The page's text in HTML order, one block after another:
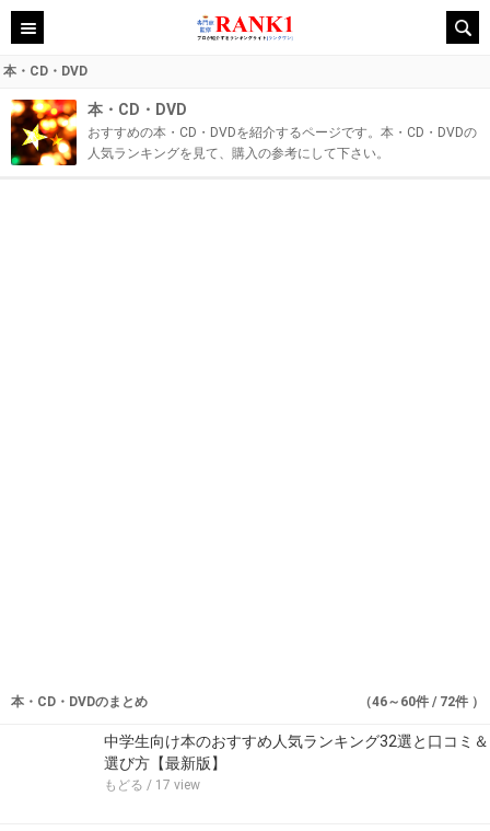
本・CD・DVD
本・CD・DVD
おすすめの本・CD・DVDを紹介するページです。本・CD・DVDの
人気ランキングを見て、購入の参考にして下さい。
本・CD・DVDのまとめ （46～60件 / 72件 ）
中学生向け本のおすすめ人気ランキング32選と口コミ＆
選び方【最新版】
もどる / 17 view